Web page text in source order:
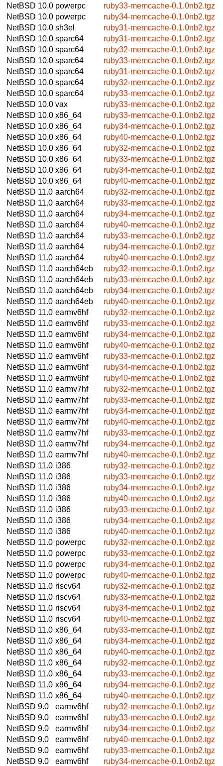
NetBSD 10.0 powerpc
ruby33-memcache-0.1.0nb2.tgz
NetBSD 10.0 powerpc
ruby34-memcache-0.1.0nb2.tgz
NetBSD 10.0 sh3el
ruby31-memcache-0.1.0nb2.tgz
NetBSD 10.0 sparc64
ruby31-memcache-0.1.0nb2.tgz
NetBSD 10.0 sparc64
ruby32-memcache-0.1.0nb2.tgz
NetBSD 10.0 sparc64
ruby33-memcache-0.1.0nb2.tgz
NetBSD 10.0 sparc64
ruby31-memcache-0.1.0nb2.tgz
NetBSD 10.0 sparc64
ruby32-memcache-0.1.0nb2.tgz
NetBSD 10.0 sparc64
ruby33-memcache-0.1.0nb2.tgz
NetBSD 10.0 vax
ruby33-memcache-0.1.0nb2.tgz
NetBSD 10.0 x86_64
ruby33-memcache-0.1.0nb2.tgz
NetBSD 10.0 x86_64
ruby34-memcache-0.1.0nb2.tgz
NetBSD 10.0 x86_64
ruby40-memcache-0.1.0nb2.tgz
NetBSD 10.0 x86_64
ruby32-memcache-0.1.0nb2.tgz
NetBSD 10.0 x86_64
ruby33-memcache-0.1.0nb2.tgz
NetBSD 10.0 x86_64
ruby34-memcache-0.1.0nb2.tgz
NetBSD 10.0 x86_64
ruby40-memcache-0.1.0nb2.tgz
NetBSD 11.0 aarch64
ruby32-memcache-0.1.0nb2.tgz
NetBSD 11.0 aarch64
ruby33-memcache-0.1.0nb2.tgz
NetBSD 11.0 aarch64
ruby34-memcache-0.1.0nb2.tgz
NetBSD 11.0 aarch64
ruby40-memcache-0.1.0nb2.tgz
NetBSD 11.0 aarch64
ruby33-memcache-0.1.0nb2.tgz
NetBSD 11.0 aarch64
ruby34-memcache-0.1.0nb2.tgz
NetBSD 11.0 aarch64
ruby40-memcache-0.1.0nb2.tgz
NetBSD 11.0 aarch64eb
ruby32-memcache-0.1.0nb2.tgz
NetBSD 11.0 aarch64eb
ruby33-memcache-0.1.0nb2.tgz
NetBSD 11.0 aarch64eb
ruby34-memcache-0.1.0nb2.tgz
NetBSD 11.0 aarch64eb
ruby40-memcache-0.1.0nb2.tgz
NetBSD 11.0 earmv6hf
ruby32-memcache-0.1.0nb2.tgz
NetBSD 11.0 earmv6hf
ruby33-memcache-0.1.0nb2.tgz
NetBSD 11.0 earmv6hf
ruby34-memcache-0.1.0nb2.tgz
NetBSD 11.0 earmv6hf
ruby40-memcache-0.1.0nb2.tgz
NetBSD 11.0 earmv6hf
ruby33-memcache-0.1.0nb2.tgz
NetBSD 11.0 earmv6hf
ruby34-memcache-0.1.0nb2.tgz
NetBSD 11.0 earmv6hf
ruby40-memcache-0.1.0nb2.tgz
NetBSD 11.0 earmv7hf
ruby32-memcache-0.1.0nb2.tgz
NetBSD 11.0 earmv7hf
ruby33-memcache-0.1.0nb2.tgz
NetBSD 11.0 earmv7hf
ruby34-memcache-0.1.0nb2.tgz
NetBSD 11.0 earmv7hf
ruby40-memcache-0.1.0nb2.tgz
NetBSD 11.0 earmv7hf
ruby33-memcache-0.1.0nb2.tgz
NetBSD 11.0 earmv7hf
ruby34-memcache-0.1.0nb2.tgz
NetBSD 11.0 earmv7hf
ruby40-memcache-0.1.0nb2.tgz
NetBSD 11.0 i386
ruby32-memcache-0.1.0nb2.tgz
NetBSD 11.0 i386
ruby33-memcache-0.1.0nb2.tgz
NetBSD 11.0 i386
ruby34-memcache-0.1.0nb2.tgz
NetBSD 11.0 i386
ruby40-memcache-0.1.0nb2.tgz
NetBSD 11.0 i386
ruby33-memcache-0.1.0nb2.tgz
NetBSD 11.0 i386
ruby34-memcache-0.1.0nb2.tgz
NetBSD 11.0 i386
ruby40-memcache-0.1.0nb2.tgz
NetBSD 11.0 powerpc
ruby32-memcache-0.1.0nb2.tgz
NetBSD 11.0 powerpc
ruby33-memcache-0.1.0nb2.tgz
NetBSD 11.0 powerpc
ruby34-memcache-0.1.0nb2.tgz
NetBSD 11.0 powerpc
ruby40-memcache-0.1.0nb2.tgz
NetBSD 11.0 riscv64
ruby32-memcache-0.1.0nb2.tgz
NetBSD 11.0 riscv64
ruby33-memcache-0.1.0nb2.tgz
NetBSD 11.0 riscv64
ruby34-memcache-0.1.0nb2.tgz
NetBSD 11.0 riscv64
ruby40-memcache-0.1.0nb2.tgz
NetBSD 11.0 x86_64
ruby33-memcache-0.1.0nb2.tgz
NetBSD 11.0 x86_64
ruby34-memcache-0.1.0nb2.tgz
NetBSD 11.0 x86_64
ruby40-memcache-0.1.0nb2.tgz
NetBSD 11.0 x86_64
ruby32-memcache-0.1.0nb2.tgz
NetBSD 11.0 x86_64
ruby33-memcache-0.1.0nb2.tgz
NetBSD 11.0 x86_64
ruby34-memcache-0.1.0nb2.tgz
NetBSD 11.0 x86_64
ruby40-memcache-0.1.0nb2.tgz
NetBSD 9.0
earmv6hf
ruby32-memcache-0.1.0nb2.tgz
NetBSD 9.0
earmv6hf
ruby33-memcache-0.1.0nb2.tgz
NetBSD 9.0
earmv6hf
ruby34-memcache-0.1.0nb2.tgz
NetBSD 9.0
earmv6hf
ruby40-memcache-0.1.0nb2.tgz
NetBSD 9.0
earmv6hf
ruby33-memcache-0.1.0nb2.tgz
NetBSD 9.0
earmv6hf
ruby34-memcache-0.1.0nb2.tgz